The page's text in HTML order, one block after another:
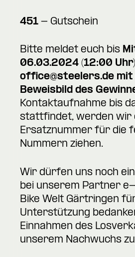
451 - Gutschein
Bitte meldet euch bis
06.03.2024 (12:00
office@steelers.de mit
Beweisbild des
Kontaktaufnahme bis
stattfindet, werden wir
Ersatznummer für die
Nummern ziehen.
Wir dürfen uns noch
bei unserem Partner
Bike Welt Gärtringen
Unterstützung
Einnahmen des
unserem Nachwuchs